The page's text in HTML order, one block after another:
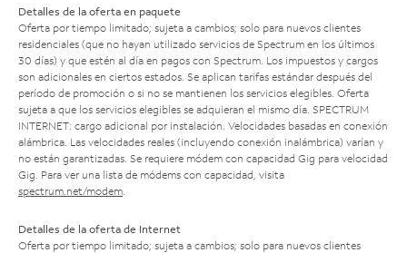
Detalles de la oferta en paquete
Oferta por tiempo limitado; sujeta a cambios; solo para nuevos clientes
residenciales (que no hayan utilizado servicios de Spectrum en los últimos
30 días) y que estén al día en pagos con Spectrum. Los impuestos y cargos
son adicionales en ciertos estados. Se aplican tarifas estándar después del
período de promoción o si no se mantienen los servicios elegibles. Oferta
sujeta a que los servicios elegibles se adquieran el mismo día. SPECTRUM
INTERNET: cargo adicional por instalación. Velocidades basadas en conexión
alámbrica. Las velocidades reales (incluyendo conexión inalámbrica) varían y
no están garantizadas. Se requiere módem con capacidad Gig para velocidad
Gig. Para ver una lista de módems con capacidad, visita
spectrum.net/modem
Detalles de la oferta de Internet
Oferta por tiempo limitado; sujeta a cambios; solo para nuevos clientes